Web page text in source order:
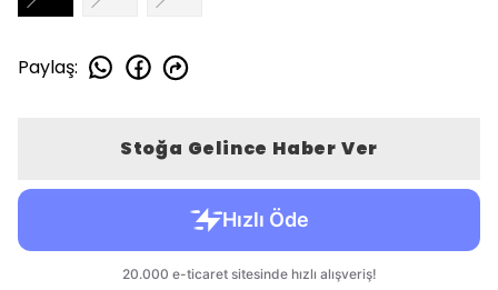
Paylaş:
Stoğa Gelince Haber Ver